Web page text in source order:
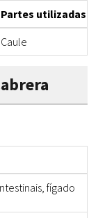
Partes utilizadas
Caule
fígado